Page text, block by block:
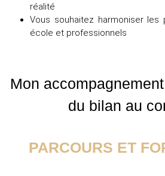
réalité
Vous souhaitez harmoniser les
école et professionnels
Mon
du bilan au
PARCOURS ET